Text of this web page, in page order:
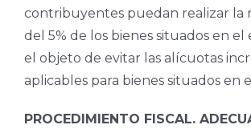
contribuyentes puedan realizar la
del 5% de los bienes situados en el
el objeto de evitar las alícuotas
aplicables para bienes situados en
PROCEDIMIENTO FISCAL.